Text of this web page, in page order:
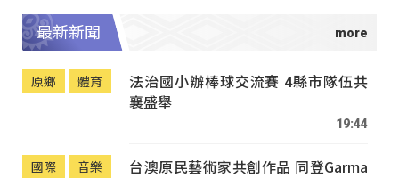
最新新聞
原鄉 體育
法治國小辦棒球交流賽 4縣市隊伍共
襄盛舉
19:44
國際 音樂
台澳原民藝術家共創作品 同登Garma